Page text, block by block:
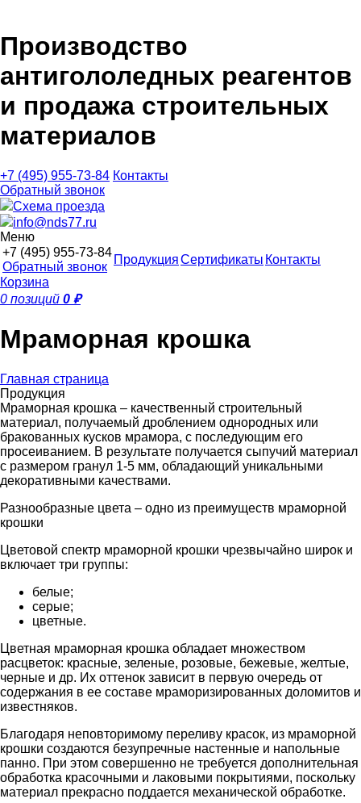
Производство
антигололедных реагентов
и продажа строительных
материалов
+7 (495) 955-73-84 Контакты
Обратный звонок
Схема проезда
info@nds77.ru
Меню
+7 (495) 955-73-84
Обратный звонок
ПродукцияСертификаты Контакты
Корзина
0 позиций 0 ₽
Мраморная крошка
Главная страница
Продукция
Мраморная крошка – качественный строительный
материал, получаемый дроблением однородных или
бракованных кусков мрамора, с последующим его
просеиванием. В результате получается сыпучий материал
с размером гранул 1-5 мм, обладающий уникальными
декоративными качествами.
Разнообразные цвета – одно из преимуществ мраморной
крошки
Цветовой спектр мраморной крошки чрезвычайно широк и
включает три группы:
белые;
серые;
цветные.
Цветная мраморная крошка обладает множеством
расцветок: красные, зеленые, розовые, бежевые, желтые,
черные и др. Их оттенок зависит в первую очередь от
содержания в ее составе мраморизированных доломитов и
известняков.
Благодаря неповторимому переливу красок, из мраморной
крошки создаются безупречные настенные и напольные
панно. При этом совершенно не требуется дополнительная
обработка красочными и лаковыми покрытиями, поскольку
материал прекрасно поддается механической обработке.